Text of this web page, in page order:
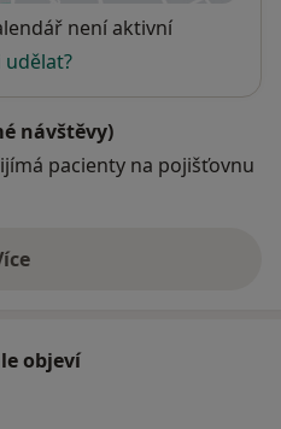
není aktivní
udělat?
návštěvy)
pacienty na pojišťovnu
o adrese
objeví